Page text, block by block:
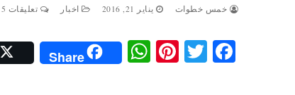
خمس خطوات يناير 21, 2016 اخبار تعليقات 5
Fa
T
Pi
W
ha
Share